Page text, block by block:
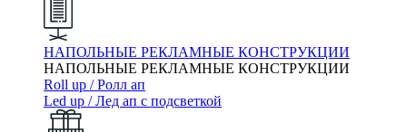
НАПОЛЬНЫЕ РЕКЛАМНЫЕ КОНСТРУКЦИИ
НАПОЛЬНЫЕ РЕКЛАМНЫЕ КОНСТРУКЦИИ
Roll up / Ролл ап
Led up / Лед ап с подсветкой